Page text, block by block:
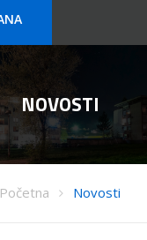
NOVOSTI
Početna Novosti